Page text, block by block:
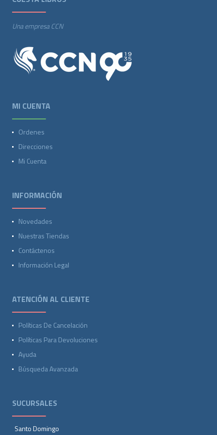
Una empresa CCN
MI CUENTA
Ordenes
Direcciones
Mi Cuenta
INFORMACIÓN
Novedades
Nuestras Tiendas
Contáctenos
Información Legal
ATENCIÓN AL CLIENTE
Políticas De Cancelación
Políticas Para Devoluciones
Ayuda
Búsqueda Avanzada
SUCURSALES
Santo Domingo